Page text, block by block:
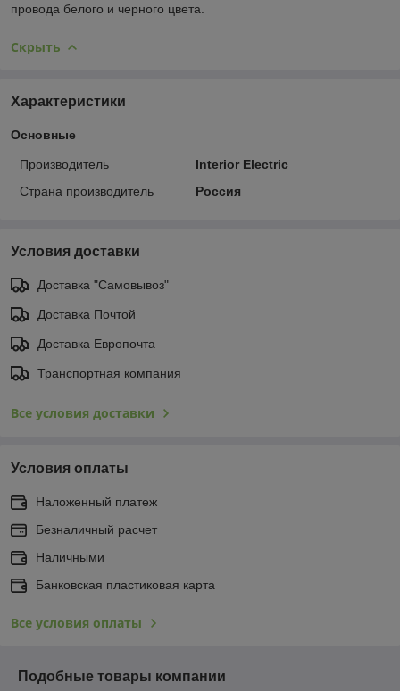
провода белого и черного цвета.
Скрыть
Характеристики
Основные
Производитель
Interior Electric
Страна производитель
Россия
Условия доставки
Доставка "Самовывоз"
Доставка Почтой
Доставка Европочта
Транспортная компания
Все условия доставки
Условия оплаты
Наложенный платеж
Безналичный расчет
Наличными
Банковская пластиковая карта
Все условия оплаты
Подобные товары компании